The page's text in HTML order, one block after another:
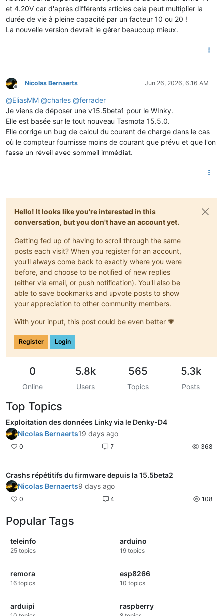
et 4.20V car d'après différents articles cela peut multiplier la
durée de vie à pleine capacité par un facteur 10 ou 20 !
La nouvelle version devrait le gérer beaucoup mieux.
Offline
Nicolas Bernaerts Jun 26, 2026, 6:16 AM
@EliasMM @charles @ferrader
Je viens de déposer une v15.5beta1 pour le WInky.
Elle est basée sur le tout nouveau Tasmota 15.5.0.
Elle corrige un bug de calcul du courant de charge dans le cas
où le compteur fournisse moins de courant que prévu et que l'on
fasse un réveil avec sommeil immédiat.
Hello! It looks like you're interested in this
conversation, but you don't have an account yet.
Getting fed up of having to scroll through the same
posts each visit? When you register for an account,
you'll always come back to exactly where you were
before, and choose to be notified of new replies
(either via email, or push notification). You'll also be
able to save bookmarks and upvote posts to show
your appreciation to other community members.
With your input, this post could be even better 💗
Register Login
0
Online
5.8k
Users
565
Topics
5.3k
Posts
Top Topics
Exploitation des données Linky via le Denky-D4
Nicolas Bernaerts19 days ago
0 7 368
Crashs répétitifs du firmware depuis la 15.5beta2
Nicolas Bernaerts9 days ago
0 4 108
Popular Tags
teleinfo
25 topics
arduino
19 topics
remora
16 topics
esp8266
10 topics
arduipi raspberry